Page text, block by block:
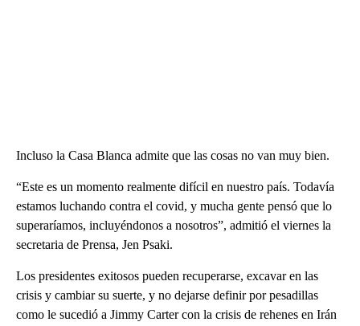
Incluso la Casa Blanca admite que las cosas no van muy bien.
“Este es un momento realmente difícil en nuestro país. Todavía
estamos luchando contra el covid, y mucha gente pensó que lo
superaríamos, incluyéndonos a nosotros”, admitió el viernes la
secretaria de Prensa, Jen Psaki.
Los presidentes exitosos pueden recuperarse, excavar en las
crisis y cambiar su suerte, y no dejarse definir por pesadillas
como le sucedió a Jimmy Carter con la crisis de rehenes en Irán